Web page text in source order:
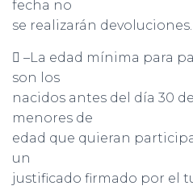
fecha no
se realizarán devoluciones.
 –La edad mínima para
son los
nacidos antes del día 30
menores de
edad que quieran
un
justificado firmado por el